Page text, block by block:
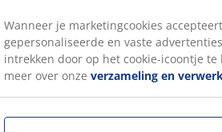
Wanneer je marketingcookies
gepersonaliseerde en vaste
intrekken door op het cookie-icoontje
meer over onze verzameling en